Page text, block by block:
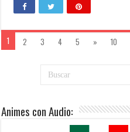
1 2 3 4 5 » 10
Animes con Audio: